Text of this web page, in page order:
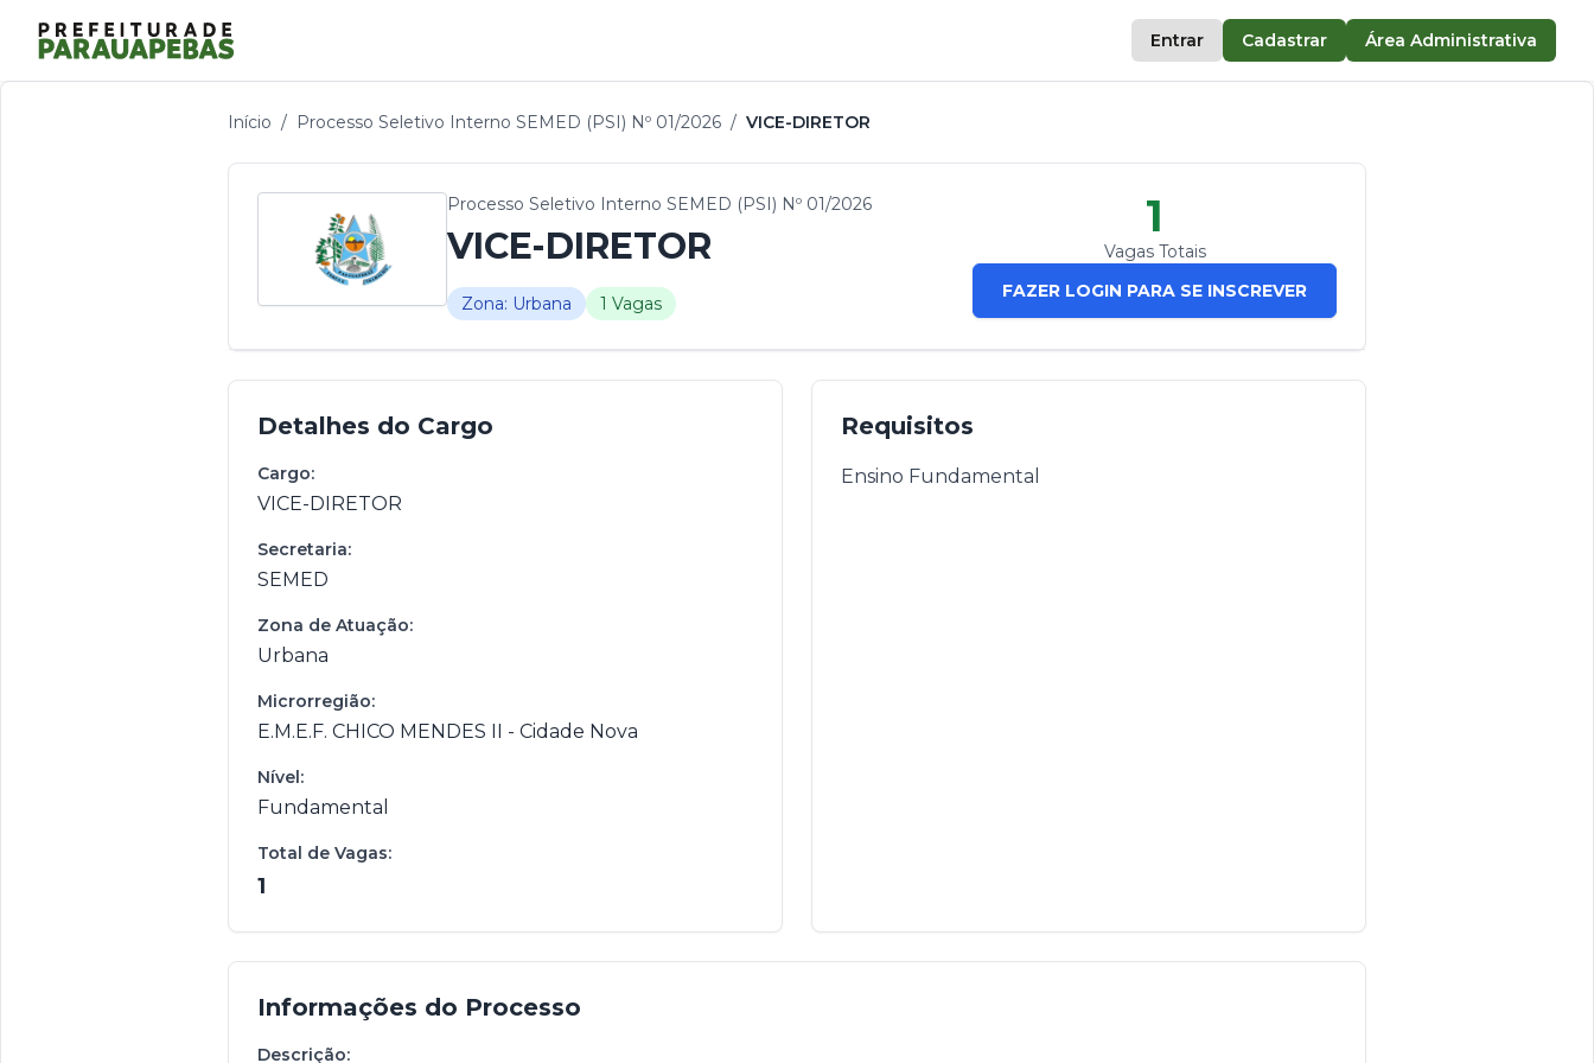
Entrar Cadastrar Área Administrativa
Início / Processo Seletivo Interno SEMED (PSI) Nº 01/2026 / VICE-DIRETOR
Processo Seletivo Interno SEMED (PSI) Nº 01/2026
VICE-DIRETOR
Zona: Urbana 1 Vagas
1
Vagas Totais
FAZER LOGIN PARA SE INSCREVER
Detalhes do Cargo
Cargo:
VICE-DIRETOR
Secretaria:
SEMED
Zona de Atuação:
Urbana
Microrregião:
E.M.E.F. CHICO MENDES II - Cidade Nova
Nível:
Fundamental
Total de Vagas:
1
Requisitos
Ensino Fundamental
Informações do Processo
Descrição: